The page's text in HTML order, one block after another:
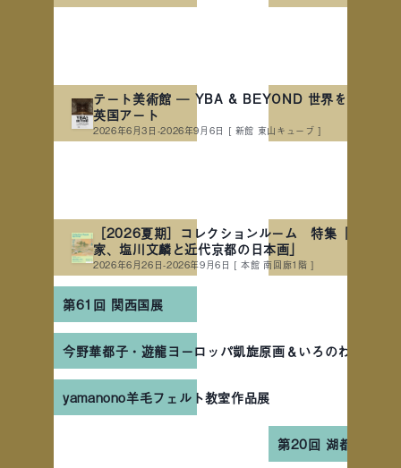
テート美術館 ― YBA & BEYOND 世界を変えた
英国アート
2026年6月3日-2026年9月6日 [ 新館 東山キューブ ]
［2026夏期］コレクションルーム 特集「詩情の
家、塩川文麟と近代京都の日本画」
2026年6月26日-2026年9月6日 [ 本館 南回廊1階 ]
第61回 関西国展
今野華都子・遊龍ヨーロッパ凱旋原画＆いろのわ作品展
yamanono羊毛フェルト教室作品展
第20回 湖都古都芸